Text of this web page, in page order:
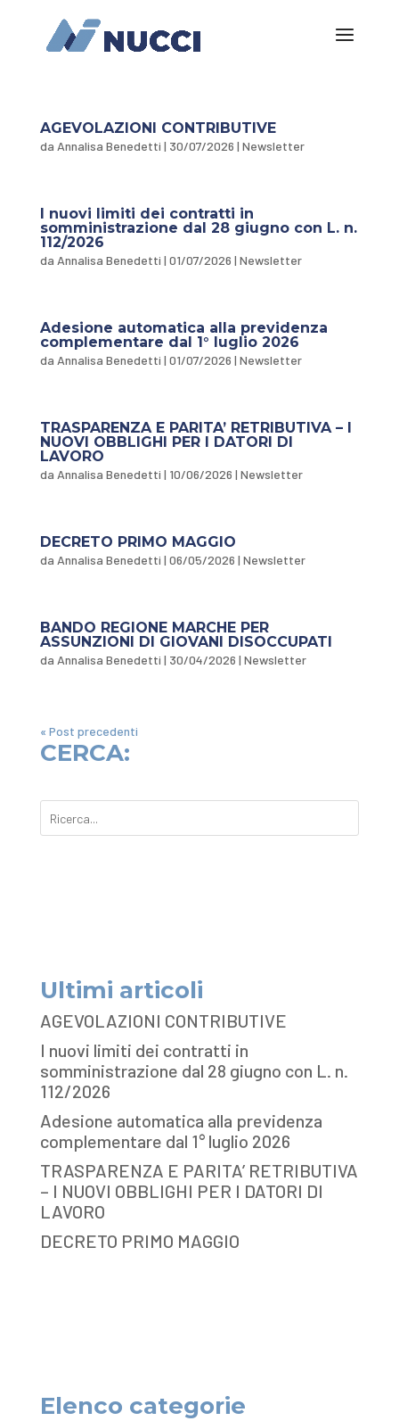
AGEVOLAZIONI CONTRIBUTIVE
da Annalisa Benedetti | 30/07/2026 | Newsletter
I nuovi limiti dei contratti in
somministrazione dal 28 giugno con L. n.
112/2026
da Annalisa Benedetti | 01/07/2026 | Newsletter
Adesione automatica alla previdenza
complementare dal 1° luglio 2026
da Annalisa Benedetti | 01/07/2026 | Newsletter
TRASPARENZA E PARITA’ RETRIBUTIVA – I
NUOVI OBBLIGHI PER I DATORI DI
LAVORO
da Annalisa Benedetti | 10/06/2026 | Newsletter
DECRETO PRIMO MAGGIO
da Annalisa Benedetti | 06/05/2026 | Newsletter
BANDO REGIONE MARCHE PER
ASSUNZIONI DI GIOVANI DISOCCUPATI
da Annalisa Benedetti | 30/04/2026 | Newsletter
« Post precedenti
CERCA:
Ultimi articoli
AGEVOLAZIONI CONTRIBUTIVE
I nuovi limiti dei contratti in
somministrazione dal 28 giugno con L. n.
112/2026
Adesione automatica alla previdenza
complementare dal 1° luglio 2026
TRASPARENZA E PARITA’ RETRIBUTIVA
– I NUOVI OBBLIGHI PER I DATORI DI
LAVORO
DECRETO PRIMO MAGGIO
Elenco categorie